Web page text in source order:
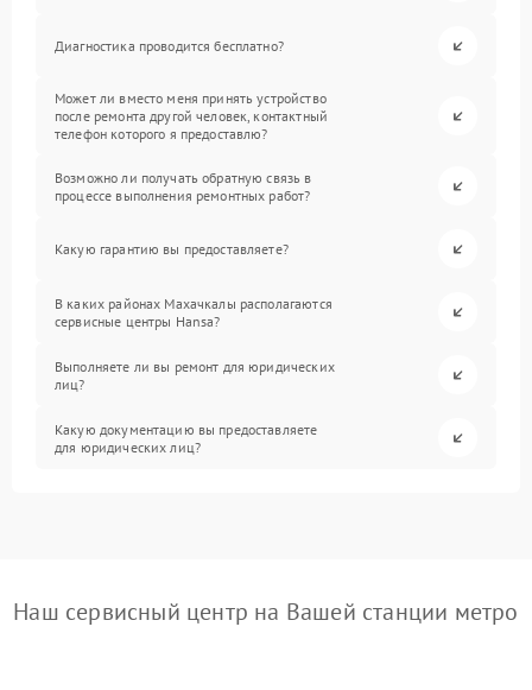
Диагностика проводится бесплатно?
Может ли вместо меня принять устройство
после ремонта другой человек, контактный
телефон которого я предоставлю?
Возможно ли получать обратную связь в
процессе выполнения ремонтных работ?
Какую гарантию вы предоставляете?
В каких районах Махачкалы располагаются
сервисные центры Hansa?
Выполняете ли вы ремонт для юридических
лиц?
Какую документацию вы предоставляете
для юридических лиц?
Наш сервисный центр на Вашей станции метро